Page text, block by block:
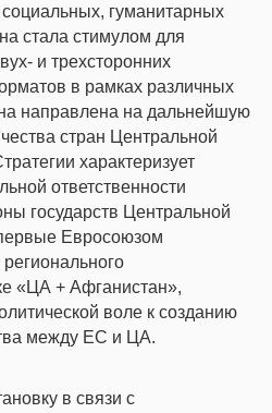
гуманитарных
стала стимулом для
и трехсторонних
в рамках различных
направлена на дальнейшую
стран Центральной
характеризует
ответственности
государств Центральной
Евросоюзом
«ЦА + Афганистан»,
воле к созданию
между ЕС и ЦА.
в связи с